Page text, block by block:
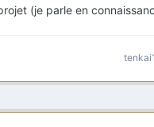
(je parle en